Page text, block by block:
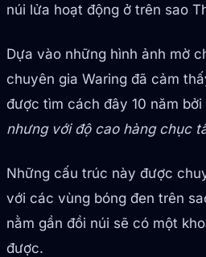
núi lửa hoạt động ở trên sao
Dựa vào những hình ảnh mờ
chuyên gia Waring đã cảm
được tìm cách đây 10 năm
nhưng với độ cao hàng chục
Những cấu trúc này được
với các vùng bóng đen trên
nằm gần đồi núi sẽ có một
được.